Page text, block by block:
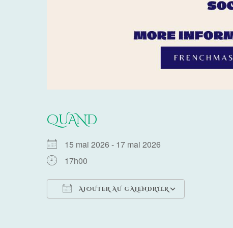
QUAND
15 mai 2026 - 17 mai 2026
17h00
AJOUTER AU CALENDRIER